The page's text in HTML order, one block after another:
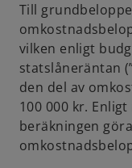
Till
vilken enligt
statslåneräntan
den del av
100 000 kr.
beräkningen